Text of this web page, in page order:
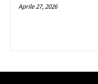
Aprile 27, 2026